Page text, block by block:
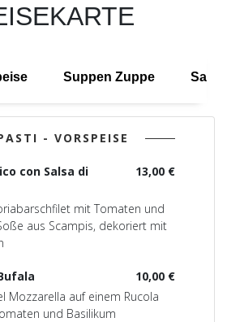
Suppen Zuppe
- VORSPEISE
13,00 €
con Salsa di
mit Tomaten und
aus Scampis, dekoriert mit
10,00 €
Mozzarella auf einem Rucola
und Basilikum